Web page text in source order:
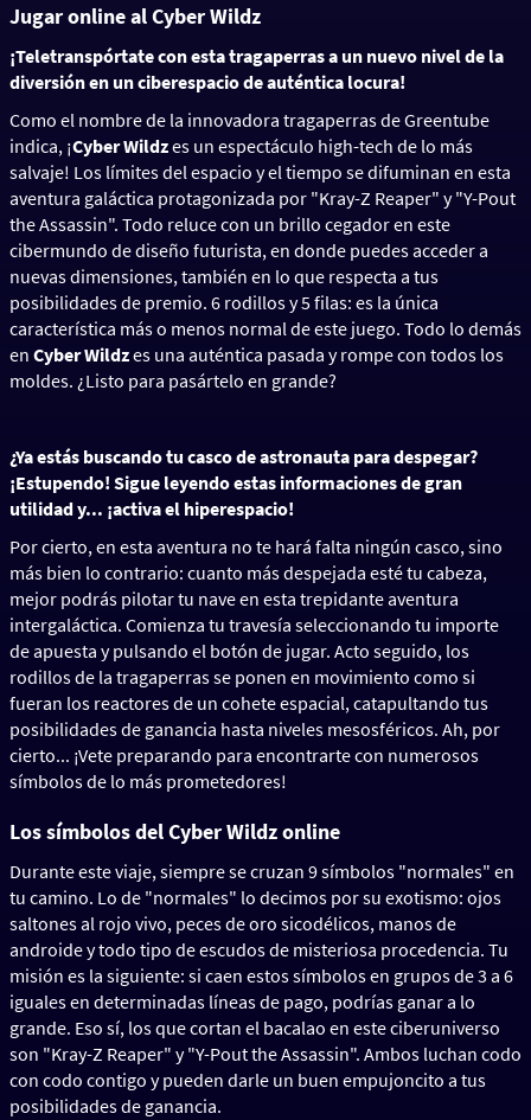
Jugar online al Cyber Wildz
¡Teletranspórtate con esta tragaperras a un nuevo nivel de la
diversión en un ciberespacio de auténtica locura!
Como el nombre de la innovadora tragaperras de Greentube
indica, ¡Cyber Wildzes un espectáculo high-tech de lo más
salvaje! Los límites del espacio y el tiempo se difuminan en esta
aventura galáctica protagonizada por "Kray-Z Reaper" y "Y-Pout
the Assassin". Todo reluce con un brillo cegador en este
cibermundo de diseño futurista, en donde puedes acceder a
nuevas dimensiones, también en lo que respecta a tus
posibilidades de premio. 6 rodillos y 5 filas: es la única
característica más o menos normal de este juego. Todo lo demás
en Cyber Wildzes una auténtica pasada y rompe con todos los
moldes. ¿Listo para pasártelo en grande?
¿Ya estás buscando tu casco de astronauta para despegar?
¡Estupendo! Sigue leyendo estas informaciones de gran
utilidad y... ¡activa el hiperespacio!
Por cierto, en esta aventura no te hará falta ningún casco, sino
más bien lo contrario: cuanto más despejada esté tu cabeza,
mejor podrás pilotar tu nave en esta trepidante aventura
intergaláctica. Comienza tu travesía seleccionando tu importe
de apuesta y pulsando el botón de jugar. Acto seguido, los
rodillos de la tragaperras se ponen en movimiento como si
fueran los reactores de un cohete espacial, catapultando tus
posibilidades de ganancia hasta niveles mesosféricos. Ah, por
cierto... ¡Vete preparando para encontrarte con numerosos
símbolos de lo más prometedores!
Los símbolos del Cyber Wildz online
Durante este viaje, siempre se cruzan 9 símbolos "normales" en
tu camino. Lo de "normales" lo decimos por su exotismo: ojos
saltones al rojo vivo, peces de oro sicodélicos, manos de
androide y todo tipo de escudos de misteriosa procedencia. Tu
misión es la siguiente: si caen estos símbolos en grupos de 3 a 6
iguales en determinadas líneas de pago, podrías ganar a lo
grande. Eso sí, los que cortan el bacalao en este ciberuniverso
son "Kray-Z Reaper" y "Y-Pout the Assassin". Ambos luchan codo
con codo contigo y pueden darle un buen empujoncito a tus
posibilidades de ganancia.